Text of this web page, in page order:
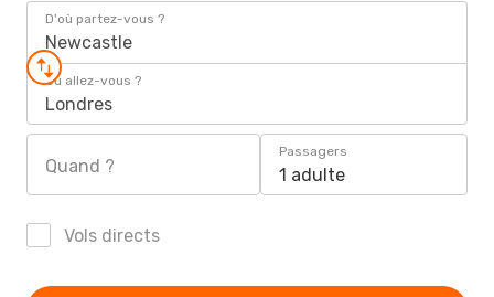
D'où partez-vous ?
Newcastle
Où allez-vous ?
Londres
Quand ?
Passagers
1 adulte
Vols directs